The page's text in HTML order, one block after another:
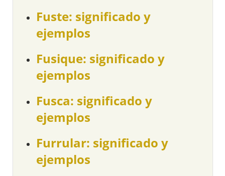
Fuste: significado y
ejemplos
Fusique: significado y
ejemplos
Fusca: significado y
ejemplos
Furrular: significado y
ejemplos